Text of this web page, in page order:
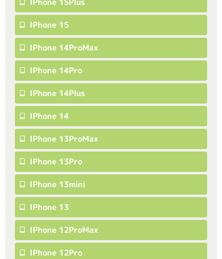
IPhone 15
IPhone 14ProMax
IPhone 14Pro
IPhone 14Plus
IPhone 14
IPhone 13ProMax
IPhone 13Pro
IPhone 13mini
IPhone 13
IPhone 12ProMax
IPhone 12Pro